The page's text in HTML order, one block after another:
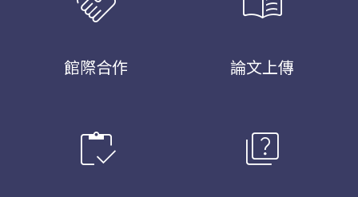
館際合作 論文上傳
inventory quiz